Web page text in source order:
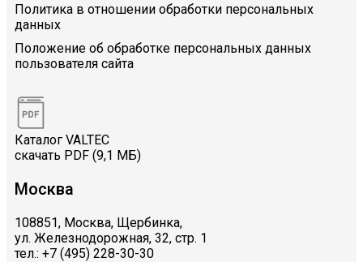
Политика в отношении обработки персональных
данных
Положение об обработке персональных данных
пользователя сайта
Каталог VALTEC
скачать PDF (9,1 МБ)
Москва
108851, Москва, Щербинка,
ул. Железнодорожная, 32, стр. 1
тел.: +7 (495) 228-30-30